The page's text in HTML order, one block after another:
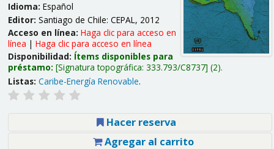
Idioma: Español
Editor: Santiago de Chile: CEPAL, 2012
Acceso en línea: Haga clic para acceso en
línea | Haga clic para acceso en línea
Disponibilidad: Ítems disponibles para
préstamo: Signatura topográfica: 333.793/C8737 (2).
Listas: Caribe-Energía Renovable.
Hacer reserva
Agregar al carrito